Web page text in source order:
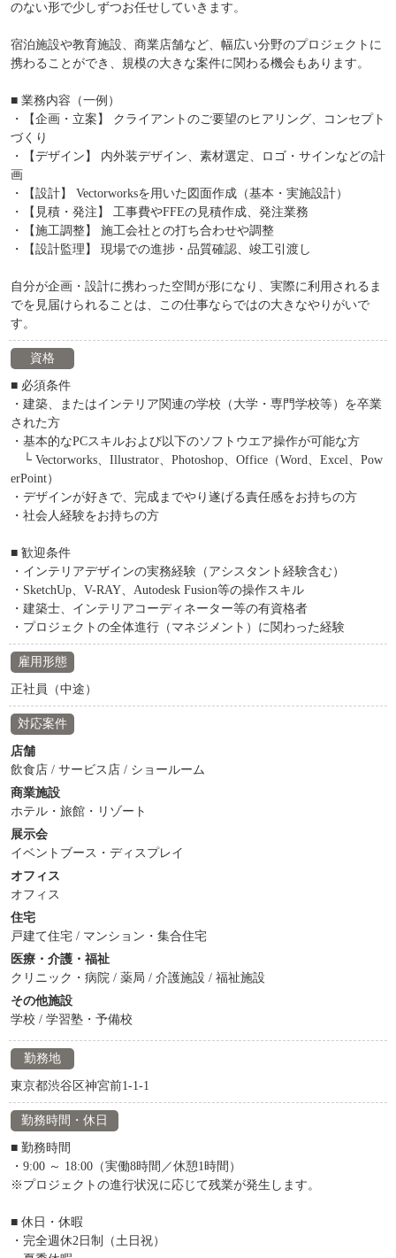
のない形で少しずつお任せしていきます。
宿泊施設や教育施設、商業店舗など、幅広い分野のプロジェクトに
携わることができ、規模の大きな案件に関わる機会もあります。
■ 業務内容（一例）
・【企画・立案】 クライアントのご要望のヒアリング、コンセプト
づくり
・【デザイン】 内外装デザイン、素材選定、ロゴ・サインなどの計
画
・【設計】 Vectorworksを用いた図面作成（基本・実施設計）
・【見積・発注】 工事費やFFEの見積作成、発注業務
・【施工調整】 施工会社との打ち合わせや調整
・【設計監理】 現場での進捗・品質確認、竣工引渡し
自分が企画・設計に携わった空間が形になり、実際に利用されるま
でを見届けられることは、この仕事ならではの大きなやりがいで
す。
資格
■ 必須条件
・建築、またはインテリア関連の学校（大学・専門学校等）を卒業
された方
・基本的なPCスキルおよび以下のソフトウエア操作が可能な方
└ Vectorworks、Illustrator、Photoshop、Office（Word、Excel、Pow
erPoint）
・デザインが好きで、完成までやり遂げる責任感をお持ちの方
・社会人経験をお持ちの方
■ 歓迎条件
・インテリアデザインの実務経験（アシスタント経験含む）
・SketchUp、V-RAY、Autodesk Fusion等の操作スキル
・建築士、インテリアコーディネーター等の有資格者
・プロジェクトの全体進行（マネジメント）に関わった経験
雇用形態
正社員（中途）
対応案件
店舗
飲食店 / サービス店 / ショールーム
商業施設
ホテル・旅館・リゾート
展示会
イベントブース・ディスプレイ
オフィス
オフィス
住宅
戸建て住宅 / マンション・集合住宅
医療・介護・福祉
クリニック・病院 / 薬局 / 介護施設 / 福祉施設
その他施設
学校 / 学習塾・予備校
勤務地
東京都渋谷区神宮前1-1-1
勤務時間・休日
■ 勤務時間
・9:00 ～ 18:00（実働8時間／休憩1時間）
※プロジェクトの進行状況に応じて残業が発生します。
■ 休日・休暇
・完全週休2日制（土日祝）